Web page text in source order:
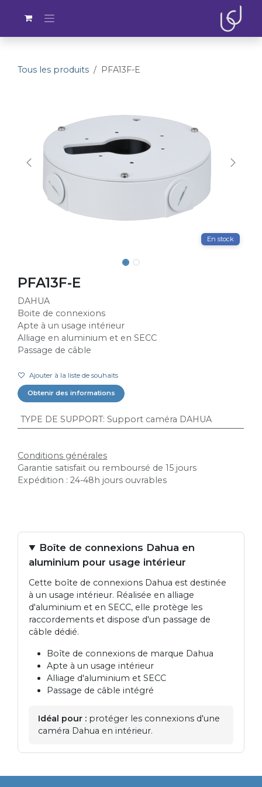
Tous les produits PFA13F-E
En stock
PFA13F-E
DAHUA
Boite de connexions
Apte à un usage intérieur
Alliage en aluminium et en SECC
Passage de câble
Ajouter à la liste de souhaits
Obtenir des informations
TYPE DE SUPPORT: Support caméra DAHUA
Conditions générales
Garantie satisfait ou remboursé de 15 jours
Expédition : 24-48h jours ouvrables
Boîte de connexions Dahua en
aluminium pour usage intérieur
Cette boîte de connexions Dahua est destinée
à un usage intérieur. Réalisée en alliage
d'aluminium et en SECC, elle protège les
raccordements et dispose d'un passage de
câble dédié.
Boîte de connexions de marque Dahua
Apte à un usage intérieur
Alliage d'aluminium et SECC
Passage de câble intégré
Idéal pour : protéger les connexions d'une
caméra Dahua en intérieur.